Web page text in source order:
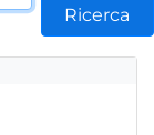
Ricerca